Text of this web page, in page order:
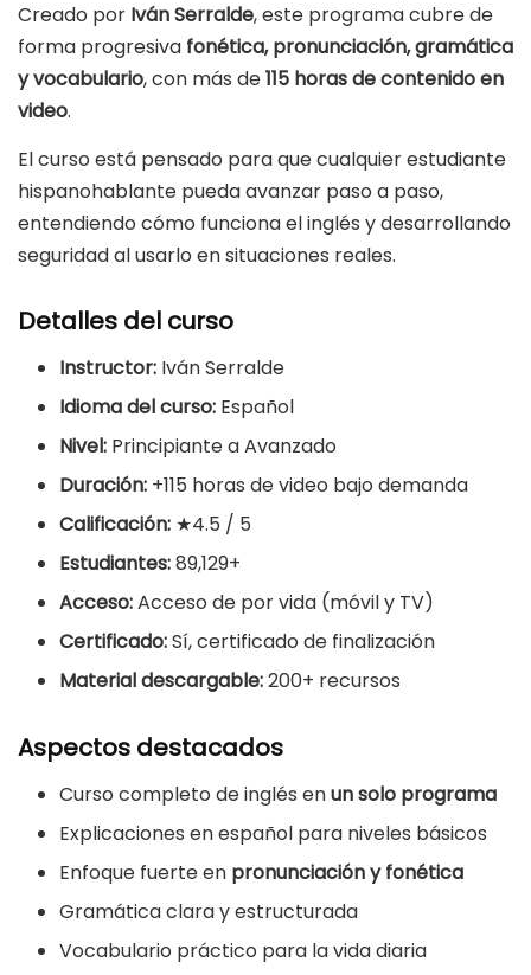
Creado por Iván Serralde, este programa cubre de
forma progresiva fonética, pronunciación, gramática
y vocabulario, con más de115 horas de contenido en
video.
El curso está pensado para que cualquier estudiante
hispanohablante pueda avanzar paso a paso,
entendiendo cómo funciona el inglés y desarrollando
seguridad al usarlo en situaciones reales.
Detalles del curso
Instructor: Iván Serralde
Idioma del curso: Español
Nivel: Principiante a Avanzado
Duración: +115 horas de video bajo demanda
Calificación: ★4.5 / 5
Estudiantes:89,129+
Acceso:Acceso de por vida (móvil y TV)
Certificado:Sí, certificado de finalización
Material descargable:200+ recursos
Aspectos destacados
Curso completo de inglés enun solo programa
Explicaciones en español para niveles básicos
Enfoque fuerte en pronunciación y fonética
Gramática clara y estructurada
Vocabulario práctico para la vida diaria